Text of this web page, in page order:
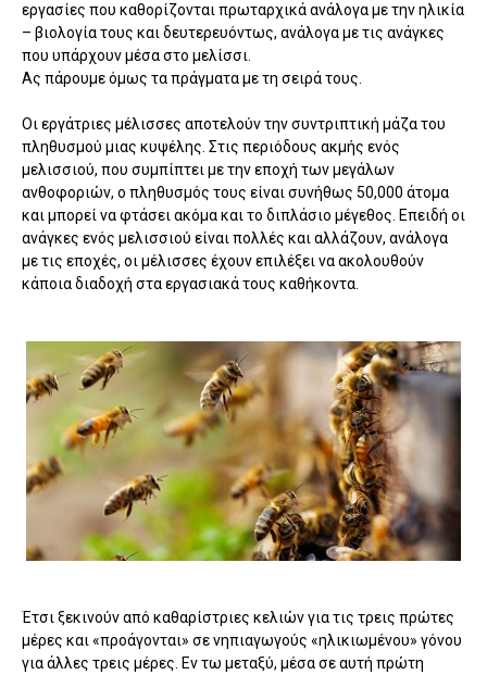
εργασίες που καθορίζονται πρωταρχικά ανάλογα με την ηλικία
– βιολογία τους και δευτερευόντως, ανάλογα με τις ανάγκες
που υπάρχουν μέσα στο μελίσσι.
Ας πάρουμε όμως τα πράγματα με τη σειρά τους.
Οι εργάτριες μέλισσες αποτελούν την συντριπτική μάζα του
πληθυσμού μιας κυψέλης. Στις περιόδους ακμής ενός
μελισσιού, που συμπίπτει με την εποχή των μεγάλων
ανθοφοριών, ο πληθυσμός τους είναι συνήθως 50,000 άτομα
και μπορεί να φτάσει ακόμα και το διπλάσιο μέγεθος. Επειδή οι
ανάγκες ενός μελισσιού είναι πολλές και αλλάζουν, ανάλογα
με τις εποχές, οι μέλισσες έχουν επιλέξει να ακολουθούν
κάποια διαδοχή στα εργασιακά τους καθήκοντα.
Έτσι ξεκινούν από καθαρίστριες κελιών για τις τρεις πρώτες
μέρες και «προάγονται» σε νηπιαγωγούς «ηλικιωμένου» γόνου
για άλλες τρεις μέρες. Εν τω μεταξύ, μέσα σε αυτή πρώτη